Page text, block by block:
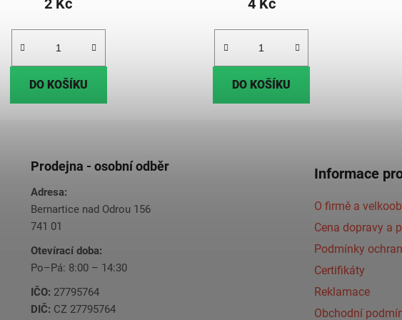
2 Kč
DO KOŠÍKU
4 Kč
DO KOŠÍKU
Prodejna - osobní odběr
Adresa:
Bernartice nad Odrou 156
741 01
Otevírací doba:
Po–Pá: 8:00 – 14:30
IČO: 27795764
DIČ: CZ 27795764
Informace
O firmě a
Cena dopravy a
Podmínky
Certifikáty
Reklamace
Obchodní